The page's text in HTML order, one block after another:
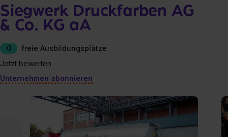
Siegwerk Druckfarben AG
& Co. KG aA
0
freie Ausbildungsplätze
Jetzt bewerten
Unternehmen abonnieren